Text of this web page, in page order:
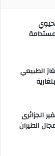
الطبيعي
الجزائرى
الطيران